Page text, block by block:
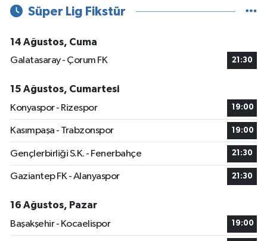
Süper Lig Fikstür
14 Ağustos, Cuma
Galatasaray - Çorum FK
21:30
15 Ağustos, Cumartesi
Konyaspor - Rizespor
19:00
Kasımpaşa - Trabzonspor 19:00
Gençlerbirliği S.K. - Fenerbahçe 21:30
Gaziantep FK - Alanyaspor 21:30
16 Ağustos, Pazar
Başakşehir - Kocaelispor
19:00